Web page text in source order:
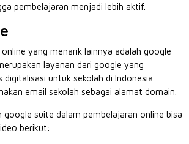
pembelajaran menjadi lebih aktif.
yang menarik lainnya adalah google
layanan dari google yang
untuk sekolah di Indonesia.
email sekolah sebagai alamat domain.
google suite dalam pembelajaran online bisa
berikut: